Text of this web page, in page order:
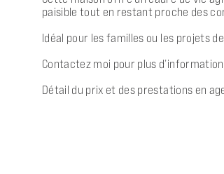
paisible tout en restant proche des
Idéal pour les familles ou les projets
Contactez moi pour plus
Détail du prix et des prestations en